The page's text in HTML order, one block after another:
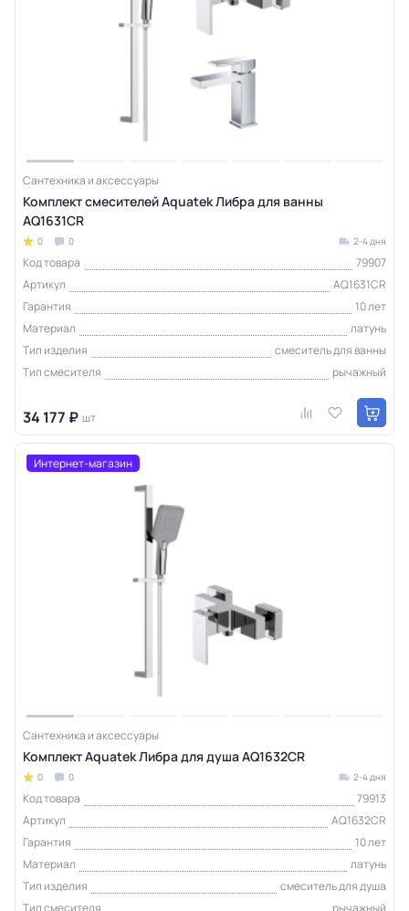
Сантехника и аксессуары
Комплект смесителей Aquatek Либра для ванны
AQ1631CR
0 0 2-4 дня
Код товара
79907
Артикул
AQ1631CR
Гарантия
10 лет
Материал
латунь
Тип изделия
смеситель для ванны
Тип смесителя
рычажный
34 177 ₽ шт
Интернет-магазин
Сантехника и аксессуары
Комплект Aquatek Либра для душа AQ1632CR
0 0 2-4 дня
Код товара
79913
Артикул
AQ1632CR
Гарантия
10 лет
Материал
латунь
Тип изделия
смеситель для душа
Тип смесителя
рычажный